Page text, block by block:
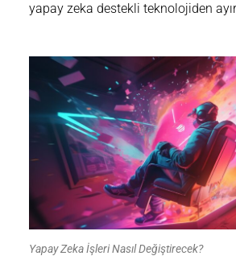
yapay zeka destekli teknolojiden
Yapay Zeka İşleri Nasıl Değiştirecek?